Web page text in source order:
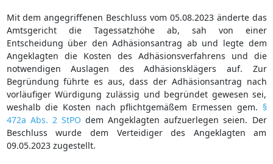
Mit dem angegriffenen Beschluss vom 05.08.2023 änderte das
Amtsgericht die Tagessatzhöhe ab, sah von einer
Entscheidung über den Adhäsionsantrag ab und legte dem
Angeklagten die Kosten des Adhäsionsverfahrens und die
notwendigen Auslagen des Adhäsionsklägers auf. Zur
Begründung führte es aus, dass der Adhäsionsantrag nach
vorläufiger Würdigung zulässig und begründet gewesen sei,
weshalb die Kosten nach pflichtgemäßem Ermessen gem. §
472a Abs. 2 StPO dem Angeklagten aufzuerlegen seien. Der
Beschluss wurde dem Verteidiger des Angeklagten am
09.05.2023 zugestellt.